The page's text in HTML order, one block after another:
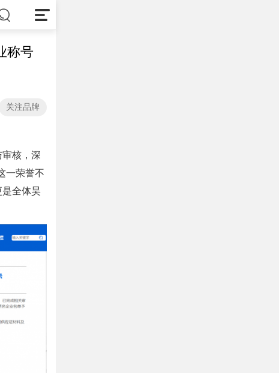
称号
关注品牌
审核，深
一荣誉不
全体昊